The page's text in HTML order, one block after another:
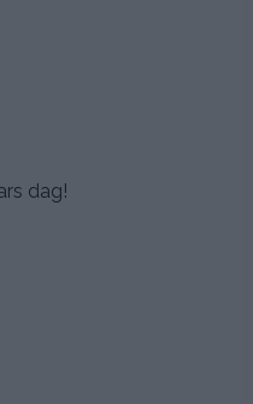
dag!